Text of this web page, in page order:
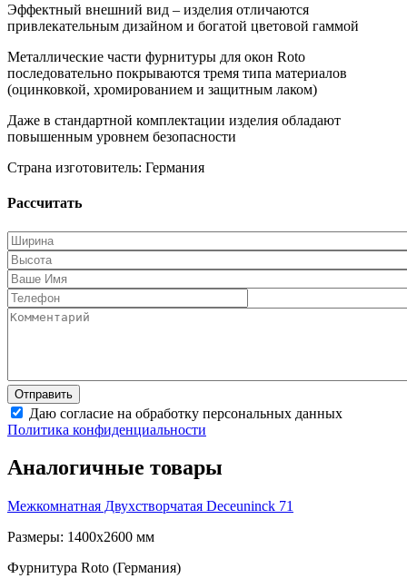
Эффектный внешний вид – изделия отличаются
привлекательным дизайном и богатой цветовой гаммой
Металлические части фурнитуры для окон Roto
последовательно покрываются тремя типа материалов
(оцинковкой, хромированием и защитным лаком)
Даже в стандартной комплектации изделия обладают
повышенным уровнем безопасности
Страна изготовитель: Германия
Рассчитать
Даю согласие на обработку персональных данных
Политика конфиденциальности
Аналогичные товары
Межкомнатная Двухстворчатая Deceuninck 71
Размеры: 1400x2600 мм
Фурнитура Roto (Германия)